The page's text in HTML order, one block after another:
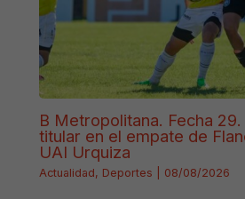
B Metropolitana. Fecha
titular en el empate de
UAI Urquiza
Actualidad, Deportes 08/08/2026